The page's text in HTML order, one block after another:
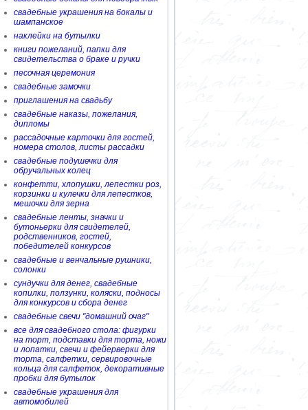
свадебные украшения на бокалы и
шампанское
наклейки на бутылки
книги пожеланий, папки для
свидетельства о браке и ручки
песочная церемония
свадебные замочки
приглашения на свадьбу
свадебные наказы, пожелания,
дипломы
рассадочные карточки для гостей,
номера столов, листы рассадки
свадебные подушечки для
обручальных колец
конфетти, хлопушки, лепестки роз,
корзинки и кулечки для лепестков,
мешочки для зерна
свадебные ленты, значки и
бутоньерки для свидетелей,
родственников, гостей,
победителей конкурсов
свадебные и венчальные рушники,
солонки
сундучки для денег, свадебные
копилки, ползунки, коляски, подносы
для конкурсов и сбора денег
свадебные свечи "домашний очаг"
все для свадебного стола: фигурки
на торт, подставки для торта, ножи
и лопатки, свечи и фейерверки для
торта, салфетки, сервировочные
кольца для салфеток, декоративные
пробки для бутылок
свадебные украшения для
автомобилей